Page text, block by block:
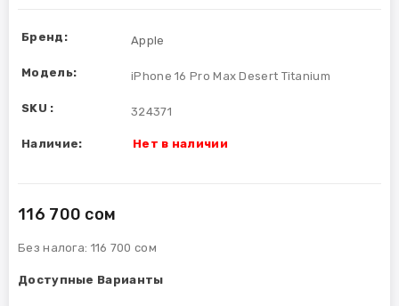
Бренд: Apple
Модель: iPhone 16 Pro Max Desert Titanium
SKU : 324371
Наличие: Нет в наличии
116 700 сом
Без налога: 116 700 сом
Доступные Варианты